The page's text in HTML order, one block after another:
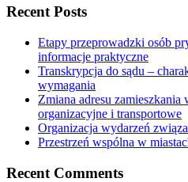
Recent Posts
Etapy przeprowadzki osób
informacje praktyczne
Transkrypcja do sądu –
wymagania
Zmiana adresu
organizacyjne i transportowe
Organizacja wydarzeń
Przestrzeń wspólna w
Recent Comments